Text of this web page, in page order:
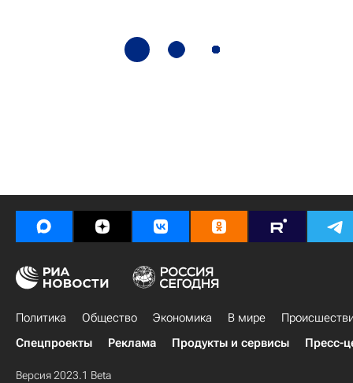
Политика Общество Экономика В мире
Спецпроекты
Реклама Продукты и сервисы Пресс-
Версия 2023.1 Beta